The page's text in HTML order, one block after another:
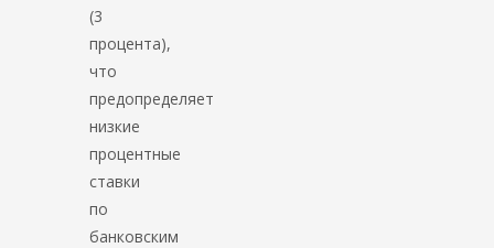
(3
процента),
что
предопределяет
низкие
процентные
ставки
по
банковским